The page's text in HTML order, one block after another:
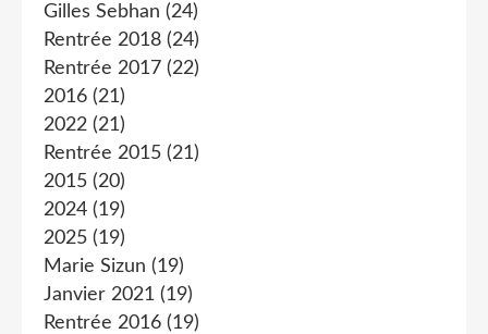
Gilles Sebhan (24)
Rentrée 2018 (24)
Rentrée 2017 (22)
2016 (21)
2022 (21)
Rentrée 2015 (21)
2015 (20)
2024 (19)
2025 (19)
Marie Sizun (19)
Janvier 2021 (19)
Rentrée 2016 (19)